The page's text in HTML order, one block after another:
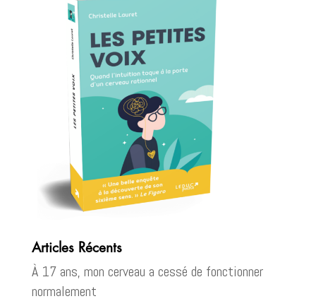
Articles Récents
À 17 ans, mon cerveau a cessé de fonctionner
normalement